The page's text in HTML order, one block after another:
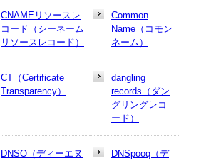
CNAMEリソースレ
コード（シーネーム
リソースレコード）
Common
Name（コモン
ネーム）
CT（Certificate
Transparency）
dangling
records（ダン
グリングレコ
ード）
DNSO（ディーエヌ
DNSpooq（デ